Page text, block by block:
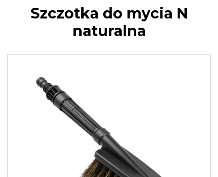
Szczotka do mycia N
naturalna